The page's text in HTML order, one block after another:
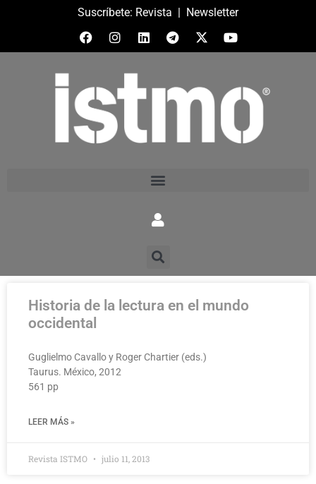
Suscríbete: Revista | Newsletter
Historia de la lectura en el mundo
occidental
Guglielmo Cavallo y Roger Chartier (eds.)
Taurus. México, 2012
561 pp
LEER MÁS »
Revista ISTMO julio 11, 2013